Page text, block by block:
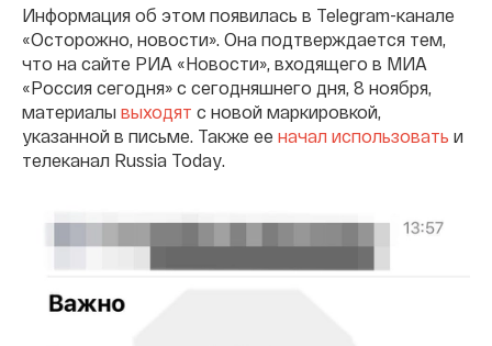
Информация об этом появилась в Telegram-канале
«Осторожно, новости». Она подтверждается тем,
что на сайте РИА «Новости», входящего в МИА
«Россия сегодня» с сегодняшнего дня, 8 ноября,
материалы выходят с новой маркировкой,
указанной в письме. Также ее начал использовать и
телеканал Russia Today.